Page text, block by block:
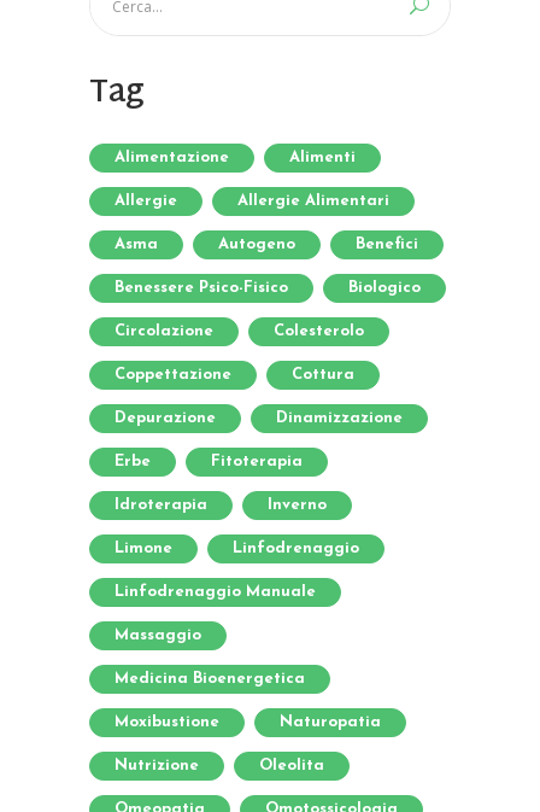
Tag
Alimentazione Alimenti
Allergie Allergie Alimentari
Asma Autogeno Benefici
Benessere Psico-Fisico Biologico
Circolazione Colesterolo
Coppettazione Cottura
Depurazione Dinamizzazione
Erbe Fitoterapia
Idroterapia Inverno
Limone Linfodrenaggio
Linfodrenaggio Manuale
Massaggio
Medicina Bioenergetica
Moxibustione Naturopatia
Nutrizione Oleolita